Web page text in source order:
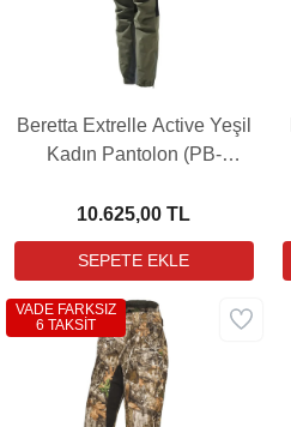
Beretta Extrelle Active Yeşil
Kadın Pantolon (PB-
10.625,00 TL
VADE FARKSIZ
6 TAKSİT